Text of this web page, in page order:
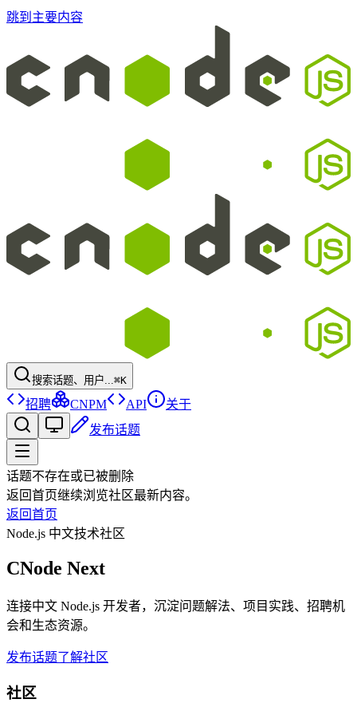
跳到主要内容
搜索话题、用户...⌘K
招聘 CNPM API
关于
发布话题
话题不存在或已被删除
返回首页继续浏览社区最新内容。
返回首页
Node.js 中文技术社区
CNode Next
连接中文 Node.js 开发者，沉淀问题解法、项目实践、招聘机
会和生态资源。
发布话题了解社区
社区